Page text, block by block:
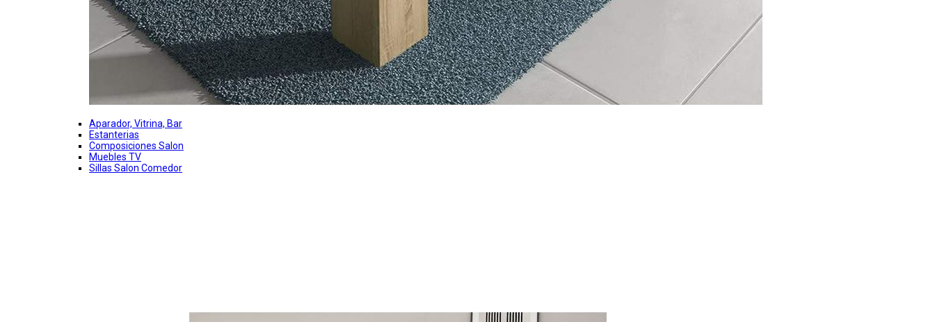
Aparador, Vitrina, Bar
Estanterias
Composiciones Salon
Muebles TV
Sillas Salon Comedor